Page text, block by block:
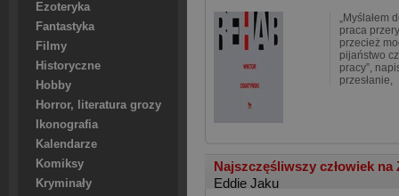
Ezoteryka
Fantastyka
Filmy
Historyczne
Hobby
Horror, literatura grozy
Ikonografia
Kalendarze
Komiksy
Kryminały
„Myślałem
praca
przecież
pijaństwo
pracy”,
przesłanie,
Najszczęśliwszy człowiek na
Eddie Jaku